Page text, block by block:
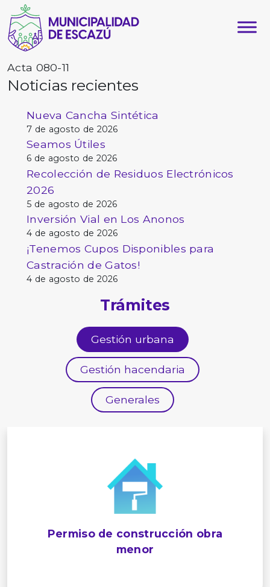
Acta 080-11
Noticias recientes
Nueva Cancha Sintética
7 de agosto de 2026
Seamos Útiles
6 de agosto de 2026
Recolección de Residuos Electrónicos
2026
5 de agosto de 2026
Inversión Vial en Los Anonos
4 de agosto de 2026
¡Tenemos Cupos Disponibles para
Castración de Gatos!
4 de agosto de 2026
Trámites
Gestión urbana
Gestión hacendaria
Generales
Permiso de construcción obra
menor